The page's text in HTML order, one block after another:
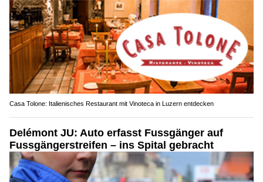
Casa Tolone: Italienisches Restaurant mit Vinoteca in Luzern entdecken
Delémont JU: Auto erfasst Fussgänger auf
Fussgängerstreifen – ins Spital gebracht